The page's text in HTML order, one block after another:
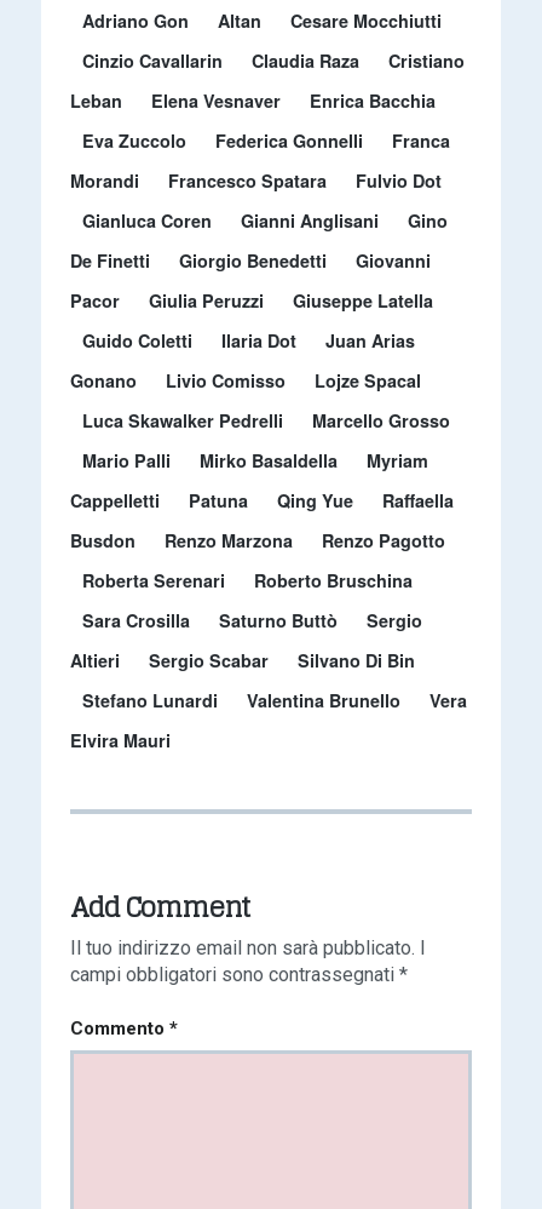
Adriano Gon Altan
Cesare Mocchiutti
Cinzio Cavallarin
Claudia Raza
Cristiano
Leban
Elena Vesnaver
Enrica Bacchia
Eva Zuccolo
Federica Gonnelli
Franca
Morandi
Francesco Spatara
Fulvio Dot
Gianluca Coren
Gianni Anglisani
Gino
De Finetti
Giorgio Benedetti
Giovanni
Pacor
Giulia Peruzzi
Giuseppe Latella
Guido Coletti
Ilaria Dot
Juan Arias
Gonano
Livio Comisso
Lojze Spacal
Luca Skawalker Pedrelli
Marcello Grosso
Mario Palli
Mirko Basaldella
Myriam
Cappelletti
Patuna Qing Yue
Raffaella
Busdon
Renzo Marzona
Renzo Pagotto
Roberta Serenari
Roberto Bruschina
Sara Crosilla
Saturno Buttò
Sergio
Altieri
Sergio Scabar
Silvano Di Bin
Stefano Lunardi
Valentina Brunello
Vera
Elvira Mauri
Add Comment
Il tuo indirizzo email non sarà pubblicato. I
campi obbligatori sono contrassegnati *
Commento *